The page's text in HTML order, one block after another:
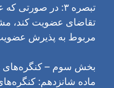
تبصره ۳: در
تقاضای عضویت کند،
مربوط به پذیرش
بخش سوم –
ماده شانزدهم: